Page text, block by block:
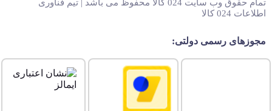
تمام حقوق وب سایت 024 کالا محفوظ می باشد | تیم فناوری
اطلاعات 024 کالا
مجوزهای رسمی دولتی: